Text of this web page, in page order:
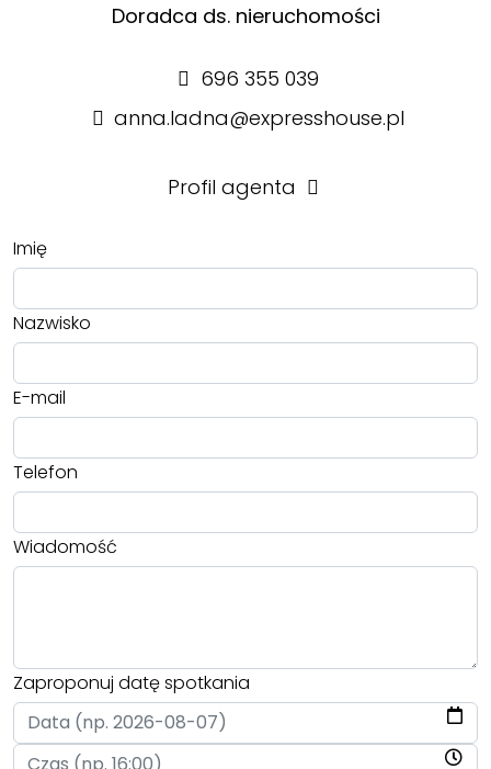
Doradca ds. nieruchomości
696 355 039
anna.ladna@expresshouse.pl
Profil agenta
Imię
Nazwisko
E-mail
Telefon
Wiadomość
Zaproponuj datę spotkania